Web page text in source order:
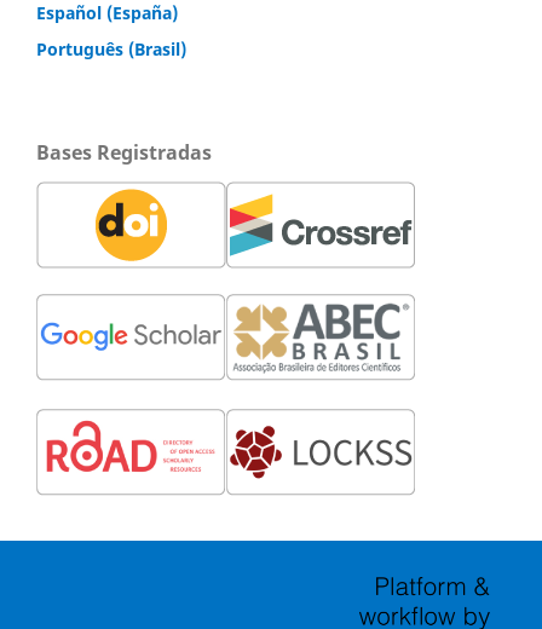
Español (España)
Português (Brasil)
Bases Registradas